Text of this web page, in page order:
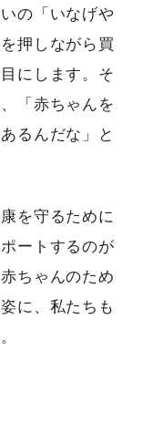
の「いなげや
押しながら買
にします。そ
「赤ちゃんを
るんだな」と
を守るために
ートするのが
ちゃんのため
に、私たちも